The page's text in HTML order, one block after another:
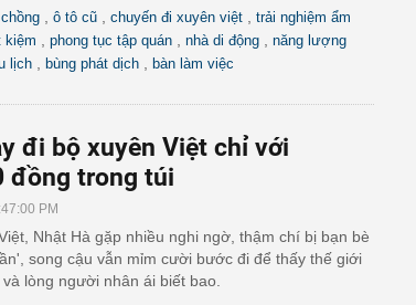
ô tô cũ chuyến đi xuyên việt
trải nghiệm ẩm
kiệm phong tục tập quán nhà di động
năng lượng
lịch bùng phát dịch bàn làm việc
đi bộ xuyên Việt chỉ với
đồng trong túi
PM
Nhật Hà gặp nhiều nghi ngờ, thậm chí bị bạn bè
song cậu vẫn mỉm cười bước đi để thấy thế giới
lòng người nhân ái biết bao.